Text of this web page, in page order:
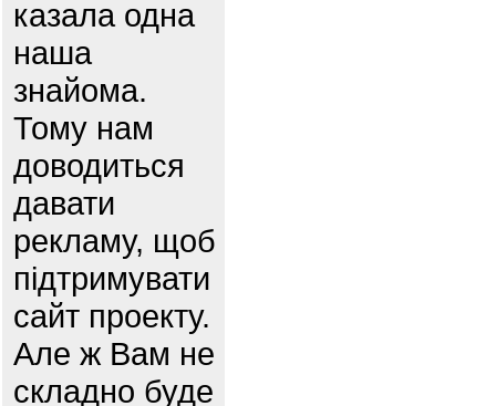
казала одна
наша
знайома.
Тому нам
доводиться
давати
рекламу, щоб
підтримувати
сайт проекту.
Але ж Вам не
складно буде